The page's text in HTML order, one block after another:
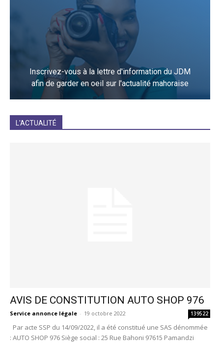
Inscrivez-vous à la lettre d'information du JDM
afin de garder en oeil sur l'actualité mahoraise
L'ACTUALITÉ
AVIS DE CONSTITUTION AUTO SHOP 976
Service annonce légale - 19 octobre 2022 139522
Par acte SSP du 14/09/2022, il a été constitué une SAS dénommée
: AUTO SHOP 976 Siège social : 25 Rue Bahoni 97615 Pamandzi